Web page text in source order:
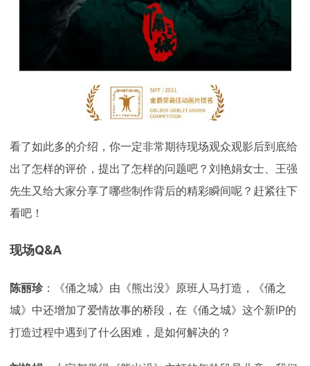
看了如此多的介绍，你一定非常期待现场观众观影后到底给
出了怎样的评价，提出了怎样的问题吧？刘艳娟女士、王强
先生又给大家分享了哪些制作背后的精彩瞬间呢？赶紧往下
看吧！
现场Q&A
陈丽珍：《俑之城》由《熊出没》原班人马打造，《俑之
城》中还增加了爱情故事的桥段，在《俑之城》这个新IP的
打造过程中遇到了什么困难，是如何解决的？